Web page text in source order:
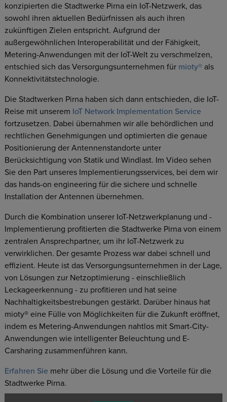
konzipierten die Stadtwerke Pirna ein IoT-Netzwerk, das
sowohl ihren aktuellen Bedürfnissen als auch ihren
zukünftigen Zielen entspricht. Aufgrund der
außergewöhnlichen Interoperabilität und der Fähigkeit,
Metering-Anwendungen mit der IoT-Welt zu verschmelzen,
entschied sich das Versorgungsunternehmen für mioty®als
Konnektivitätstechnologie.
Die Stadtwerken Pirna haben sich dann entschieden, die IoT-
Reise mit unserem IoT Network Implementation Service
fortzusetzen. Dabei übernahmen wir alle behördlichen und
rechtlichen Genehmigungen und optimierten die genaue
Positionierung der Antennenstandorte unter
Berücksichtigung von Statik und Windlast. Im Video sehen
Sie den Part unseres Implementierungsservices, bei dem wir
das hands-on engineering für die sichere und schnelle
Installation der Antennen übernehmen.
Durch die Kombination unserer IoT-Netzwerkplanung und -
Implementierung profitierten die Stadtwerke Pirna von einem
zentralen Ansprechpartner, um ihr IoT-Netzwerk zu
verwirklichen. Der gesamte Prozess war dabei schnell und
effizient. Heute ist das Versorgungsunternehmen in der Lage,
von Lösungen zur Netzoptimierung - einschließlich
Leckageerkennung - zu profitieren und hat seine
Nachhaltigkeitsbestrebungen gestärkt. Darüber hinaus hat
mioty® eine Fülle von Möglichkeiten für die Zukunft eröffnet,
indem es Metering-Anwendungen nahtlos mit Smart-City-
Anwendungen wie intelligenter Beleuchtung und E-
Carsharing zusammenführen kann.
Erfahren Sie mehr über die Lösung und die Vorteile für die
Stadtwerke Pirna.